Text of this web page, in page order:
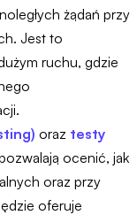
żądań przy
Jest to
ruchu, gdzie
oraz testy
ocenić, jak
oraz przy
oferuje